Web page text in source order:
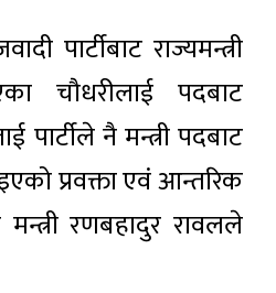
पार्टीबाट राज्यमन्त्री
चौधरीलाई पदबाट
पार्टीले नै मन्त्री पदबाट
प्रवक्ता एवं आन्तरिक
रणबहादुर रावलले